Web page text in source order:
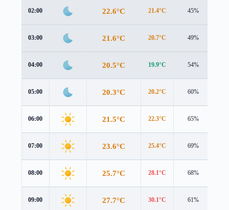
02:00 22.6°C 21.4°C 45%
03:00 21.6°C 20.7°C 49%
04:00 20.5°C 19.9°C 54%
05:00 20.3°C 20.2°C 60%
06:00 21.5°C 22.3°C 65%
07:00 23.6°C 25.4°C 69%
08:00 25.7°C 28.1°C 68%
09:00 27.7°C 30.1°C 61%